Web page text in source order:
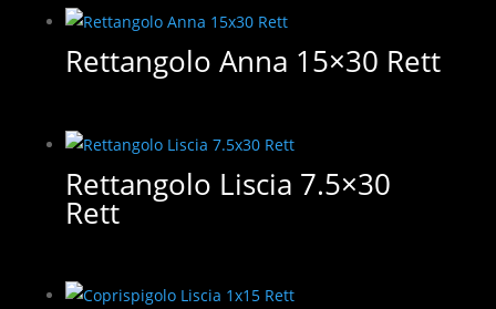
Rettangolo Anna 15×30 Rett
Rettangolo Liscia 7.5×30
Rett